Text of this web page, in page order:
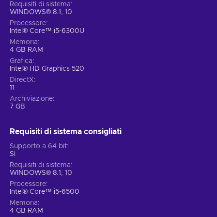
con modelli 3D - è reso tutto migliore dalle varie
caratteristiche della qualità della vita come riconoscimenti
e salvataggio automatico;
10 capitoli.
detective desiderosi di aiutare i loro clienti in tribunale:
raccogli prove, ispeziona le ambientazioni, ricostruisci
cosa è successo e presentare il tuo caso in tribunale;
Modalità storia.
di rilassarti, senza stressarti nel tentativo di risolvere casi
un caso particolarmente difficile o che sia la prima volta
che ti imbatti in un gioco di questo genre, questa pratica
suggerimenti;
Preparati a gridare "Obiezione!"
Requisiti di sistema
WINDOWS® 8.1, 10
Processore
Intel® Core™ i5-6300U
Memoria
4 GB RAM
Grafica
Intel® HD Graphics 520
DirectX
11
Archiviazione
7 GB
Requisiti di sistema consigliati
Supporto a 64 bit
Sì
Requisiti di sistema
WINDOWS® 8.1, 10
Processore
Intel® Core™ i5-6500
Memoria
4 GB RAM